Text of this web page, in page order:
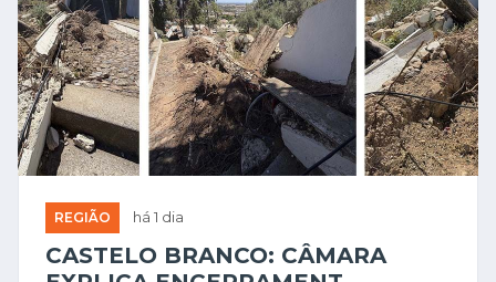
REGIÃO há 1 dia
CASTELO BRANCO: CÂMARA